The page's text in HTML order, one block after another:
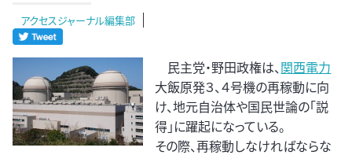
アクセスジャーナル編集部
民主党・野田政権は、関西電力
大飯原発３、４号機の再稼動に向
け、地元自治体や国民世論の「説
得」に躍起になっている。
その際、再稼動しなければならな